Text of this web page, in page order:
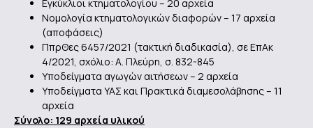
Εγκύκλιοι κτηματολογίου – 20 αρχεία
Νομολογία κτηματολογικών διαφορών – 17 αρχεία
(αποφάσεις)
ΠπρΘες 6457/2021 (τακτική διαδικασία), σε ΕπΑκ
4/2021, σχόλιο: Α. Πλεύρη, σ. 832-845
Υποδείγματα αγωγών αιτήσεων – 2 αρχεία
Υποδείγματα ΥΑΣ και Πρακτικά διαμεσολάβησης – 11
αρχεία
Σύνολο: 129 αρχεία υλικού